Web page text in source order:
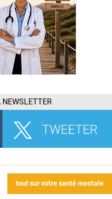
NEWSLETTER
tout sur votre santé mentale